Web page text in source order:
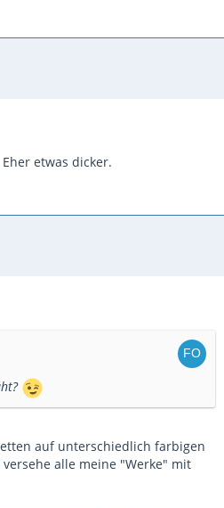
Eher etwas dicker.
auf unterschiedlich farbigen
alle meine "Werke" mit